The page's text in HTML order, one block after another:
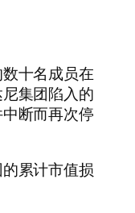
十名成员在
集团陷入的
断而再次停
累计市值损